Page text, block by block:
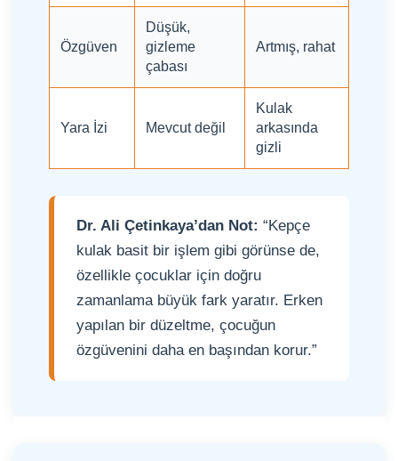
Özgüven
Düşük,
gizleme
çabası
Artmış, rahat
Yara İzi Mevcut değil
Kulak
arkasında
gizli
Dr. Ali Çetinkaya’dan Not: “Kepçe
kulak basit bir işlem gibi görünse de,
özellikle çocuklar için doğru
zamanlama büyük fark yaratır. Erken
yapılan bir düzeltme, çocuğun
özgüvenini daha en başından korur.”